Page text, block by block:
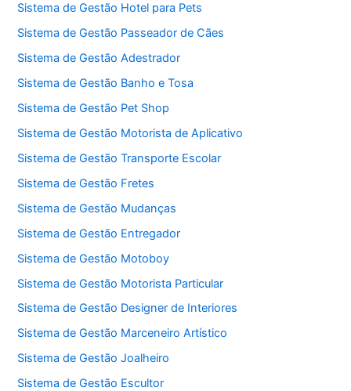
Sistema de Gestão Hotel para Pets
Sistema de Gestão Passeador de Cães
Sistema de Gestão Adestrador
Sistema de Gestão Banho e Tosa
Sistema de Gestão Pet Shop
Sistema de Gestão Motorista de Aplicativo
Sistema de Gestão Transporte Escolar
Sistema de Gestão Fretes
Sistema de Gestão Mudanças
Sistema de Gestão Entregador
Sistema de Gestão Motoboy
Sistema de Gestão Motorista Particular
Sistema de Gestão Designer de Interiores
Sistema de Gestão Marceneiro Artístico
Sistema de Gestão Joalheiro
Sistema de Gestão Escultor